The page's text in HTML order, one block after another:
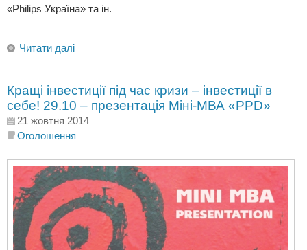
«Philips Україна» та ін.
Читати далі
Кращі інвестиції під час кризи – інвестиції в
себе! 29.10 – презентація Міні-МВА «PPD»
21 жовтня 2014
Оголошення